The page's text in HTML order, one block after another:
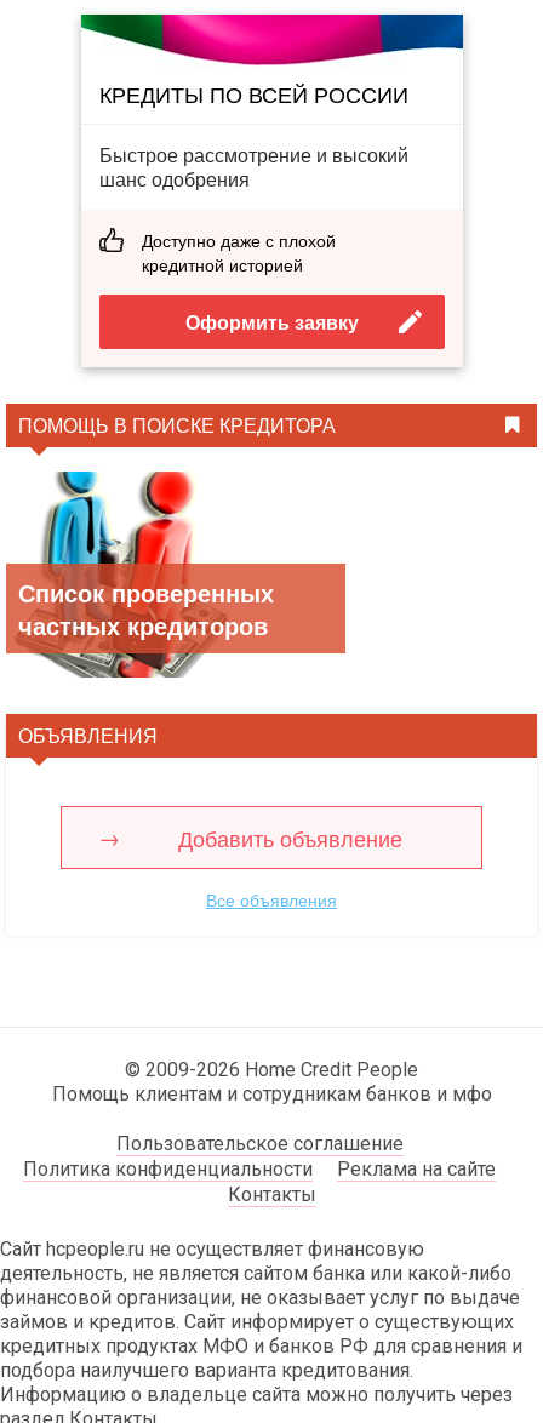
КРЕДИТЫ ПО ВСЕЙ РОССИИ
Быстрое рассмотрение и высокий
шанс одобрения
Доступно даже с плохой
кредитной историей
Оформить заявку
ПОМОЩЬ В ПОИСКЕ КРЕДИТОРА
Список проверенных
частных кредиторов
ОБЪЯВЛЕНИЯ
Добавить объявление
Все объявления
© 2009-2026 Home Credit People
Помощь клиентам и сотрудникам банков и мфо
Пользовательское соглашение
Политика конфиденциальности
Реклама на сайте
Контакты
Сайт hcpeople.ru не осуществляет финансовую
деятельность, не является сайтом банка или какой-либо
финансовой организации, не оказывает услуг по выдаче
займов и кредитов. Сайт информирует о существующих
кредитных продуктах МФО и банков РФ для сравнения и
подбора наилучшего варианта кредитования.
Информацию о владельце сайта можно получить через